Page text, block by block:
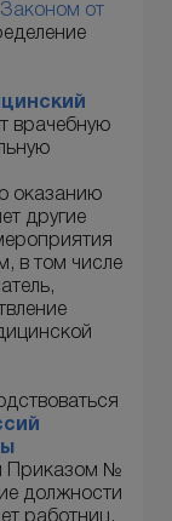
Законом от
врачебную
оказанию
другие
в том числе
Приказом №
должности
работниц,